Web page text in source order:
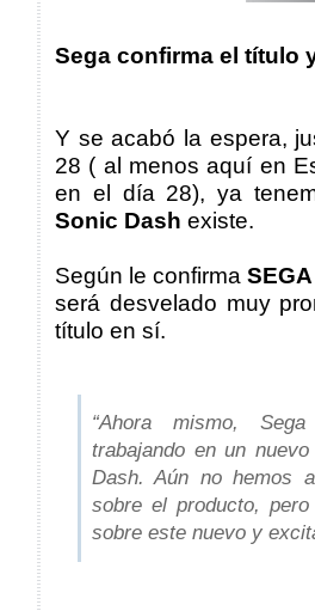
Sega confirma el título
Y se acabó la espera,
28 ( al menos aquí en
en el día 28), ya
Sonic Dash existe.
Según le confirma SEGA
será desvelado muy
título en sí.
“Ahora mismo,
trabajando en un
Dash. Aún no hemos
sobre el producto,
sobre este nuevo y